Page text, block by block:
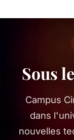
Sous
Campus
dans
nouvelles